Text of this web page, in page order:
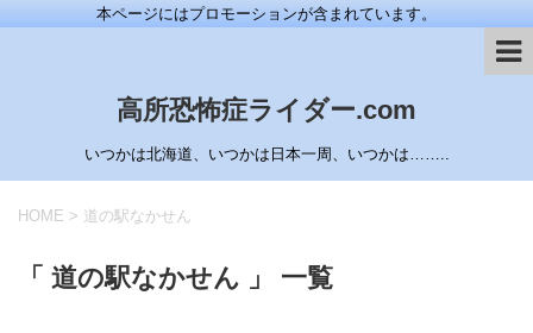
本ページにはプロモーションが含まれています。
高所恐怖症ライダー.com
いつかは北海道、いつかは日本一周、いつかは……..
HOME > 道の駅なかせん
「 道の駅なかせん 」 一覧